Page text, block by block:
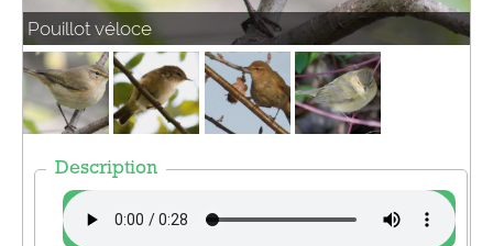
Pouillot véloce
Description